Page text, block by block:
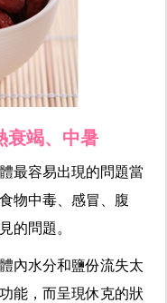
衰竭、中暑
最容易出現的問題當
物中毒、感冒、腹
的問題。
內水分和鹽份流失太
能，而呈現休克的狀